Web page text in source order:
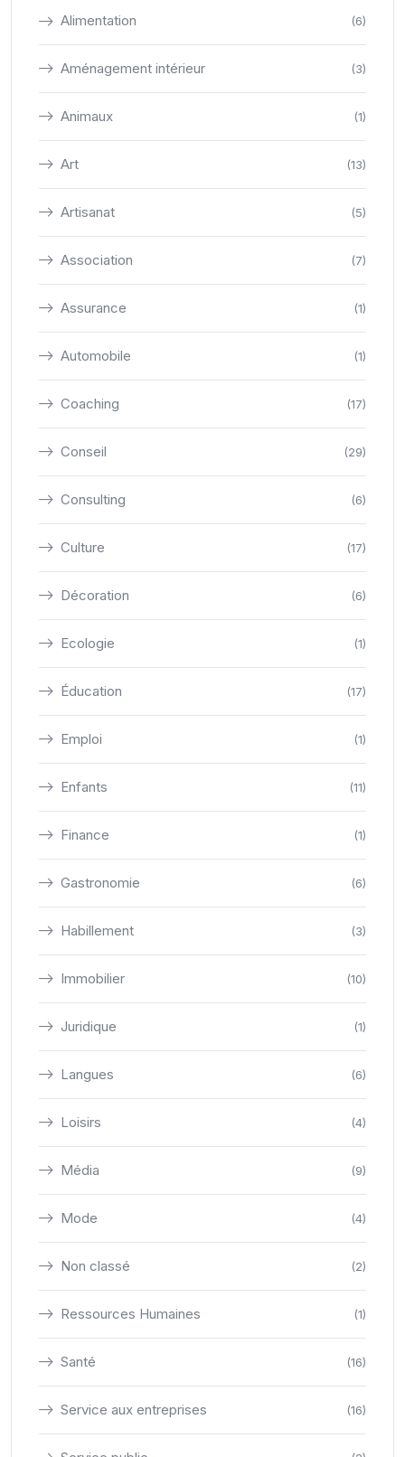
Alimentation (6)
Aménagement intérieur (3)
Animaux (1)
Art (13)
Artisanat (5)
Association (7)
Assurance (1)
Automobile (1)
Coaching (17)
Conseil (29)
Consulting (6)
Culture (17)
Décoration (6)
Ecologie (1)
Éducation (17)
Emploi (1)
Enfants (11)
Finance (1)
Gastronomie (6)
Habillement (3)
Immobilier (10)
Juridique (1)
Langues (6)
Loisirs (4)
Média (9)
Mode (4)
Non classé (2)
Ressources Humaines (1)
Santé (16)
Service aux entreprises (16)